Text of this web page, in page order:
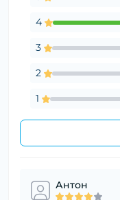
4
3
2
1
Антон